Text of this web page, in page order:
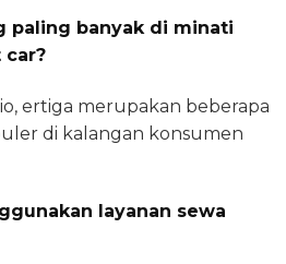
paling banyak di minati
car?
ertiga merupakan beberapa
di kalangan konsumen
layanan sewa